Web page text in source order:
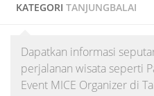
KATEGORI TANJUNGBALAI
Dapatkan informasi
perjalanan wisata seperti
Event MICE Organizer di